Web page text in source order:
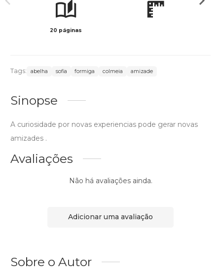
20 páginas
Tags: abelha sofia formiga colmeia amizade
Sinopse
A curiosidade por novas experiencias pode gerar novas
amizades .
Avaliações
Não há avaliações ainda.
Adicionar uma avaliação
Sobre o Autor